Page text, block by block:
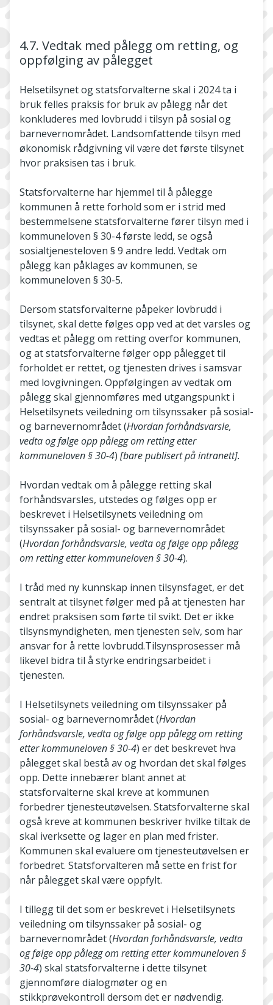
4.7. Vedtak med pålegg om retting, og
oppfølging av pålegget
Helsetilsynet og statsforvalterne skal i 2024 ta i
bruk felles praksis for bruk av pålegg når det
konkluderes med lovbrudd i tilsyn på sosial og
barnevernområdet. Landsomfattende tilsyn med
økonomisk rådgivning vil være det første tilsynet
hvor praksisen tas i bruk.
Statsforvalterne har hjemmel til å pålegge
kommunen å rette forhold som er i strid med
bestemmelsene statsforvalterne fører tilsyn med i
kommuneloven § 30-4 første ledd, se også
sosialtjenesteloven § 9 andre ledd. Vedtak om
pålegg kan påklages av kommunen, se
kommuneloven § 30-5.
Dersom statsforvalterne påpeker lovbrudd i
tilsynet, skal dette følges opp ved at det varsles og
vedtas et pålegg om retting overfor kommunen,
og at statsforvalterne følger opp pålegget til
forholdet er rettet, og tjenesten drives i samsvar
med lovgivningen. Oppfølgingen av vedtak om
pålegg skal gjennomføres med utgangspunkt i
Helsetilsynets veiledning om tilsynssaker på sosial-
og barnevernområdet (Hvordan forhåndsvarsle,
vedta og følge opp pålegg om retting etter
kommuneloven § 30-4) [bare publisert på intranett].
Hvordan vedtak om å pålegge retting skal
forhåndsvarsles, utstedes og følges opp er
beskrevet i Helsetilsynets veiledning om
tilsynssaker på sosial- og barnevernområdet
(Hvordan forhåndsvarsle, vedta og følge opp pålegg
om retting etter kommuneloven § 30-4).
I tråd med ny kunnskap innen tilsynsfaget, er det
sentralt at tilsynet følger med på at tjenesten har
endret praksisen som førte til svikt. Det er ikke
tilsynsmyndigheten, men tjenesten selv, som har
ansvar for å rette lovbrudd.Tilsynsprosesser må
likevel bidra til å styrke endringsarbeidet i
tjenesten.
I Helsetilsynets veiledning om tilsynssaker på
sosial- og barnevernområdet (Hvordan
forhåndsvarsle, vedta og følge opp pålegg om retting
etter kommuneloven § 30-4) er det beskrevet hva
pålegget skal bestå av og hvordan det skal følges
opp. Dette innebærer blant annet at
statsforvalterne skal kreve at kommunen
forbedrer tjenesteutøvelsen. Statsforvalterne skal
også kreve at kommunen beskriver hvilke tiltak de
skal iverksette og lager en plan med frister.
Kommunen skal evaluere om tjenesteutøvelsen er
forbedret. Statsforvalteren må sette en frist for
når pålegget skal være oppfylt.
I tillegg til det som er beskrevet i Helsetilsynets
veiledning om tilsynssaker på sosial- og
barnevernområdet (Hvordan forhåndsvarsle, vedta
og følge opp pålegg om retting etter kommuneloven §
30-4) skal statsforvalterne i dette tilsynet
gjennomføre dialogmøter og en
stikkprøvekontroll dersom det er nødvendig.